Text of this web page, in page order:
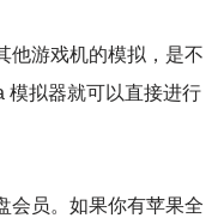
他游戏机的模拟，是不
模拟器就可以直接进行
会员。如果你有苹果全